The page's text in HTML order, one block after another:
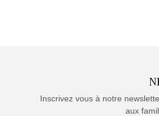
Inscrivez vous à notre
aux